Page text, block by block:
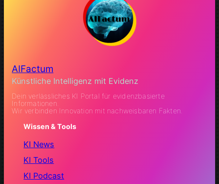
AIFactum
Künstliche Intelligenz mit Evidenz
Dein verlässliches KI Portal für evidenzbasierte
Informationen.
Wir verbinden Innovation mit nachweisbaren Fakten.
Wissen & Tools
KI News
KI Tools
KI Podcast